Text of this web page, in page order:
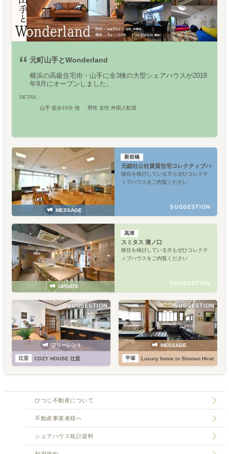
元町山手とWonderland
横浜の高級住宅街・山手に全3棟の大型シェアハウスが2018
年9月にオープンしました。
DETAIL :
山手 徒歩10分 他
男性 女性 外国人歓迎
MESSAGE
新前橋
元総社公社賃貸住宅コレクティブハウス
移住を検討している方もぜひコレクテ
ィブハウスをご内覧ください
SUGGESTION
UPDATE
高津
スミタス 溝ノ口
移住を検討している方もぜひコレクテ
ィブハウスをご内覧ください
SUGGESTION
フリーレント
辻堂 COZY HOUSE 辻堂
SUGGESTION
MESSAGE
平塚 Luxury home in Shonan Hiratsuka
SUGGESTION
ひつじ不動産について
不動産事業者様へ
シェアハウス統計資料